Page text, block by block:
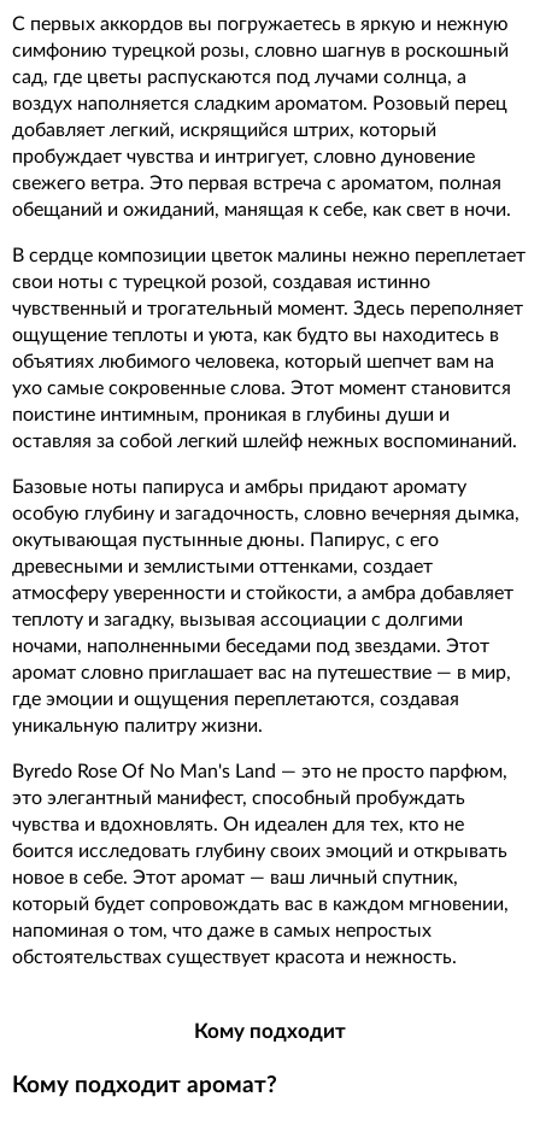
С первых аккордов вы погружаетесь в яркую и нежную
симфонию турецкой розы, словно шагнув в роскошный
сад, где цветы распускаются под лучами солнца, а
воздух наполняется сладким ароматом. Розовый перец
добавляет легкий, искрящийся штрих, который
пробуждает чувства и интригует, словно дуновение
свежего ветра. Это первая встреча с ароматом, полная
обещаний и ожиданий, манящая к себе, как свет в ночи.
В сердце композиции цветок малины нежно переплетает
свои ноты с турецкой розой, создавая истинно
чувственный и трогательный момент. Здесь переполняет
ощущение теплоты и уюта, как будто вы находитесь в
объятиях любимого человека, который шепчет вам на
ухо самые сокровенные слова. Этот момент становится
поистине интимным, проникая в глубины души и
оставляя за собой легкий шлейф нежных воспоминаний.
Базовые ноты папируса и амбры придают аромату
особую глубину и загадочность, словно вечерняя дымка,
окутывающая пустынные дюны. Папирус, с его
древесными и землистыми оттенками, создает
атмосферу уверенности и стойкости, а амбра добавляет
теплоту и загадку, вызывая ассоциации с долгими
ночами, наполненными беседами под звездами. Этот
аромат словно приглашает вас на путешествие — в мир,
где эмоции и ощущения переплетаются, создавая
уникальную палитру жизни.
Byredo Rose Of No Man's Land — это не просто парфюм,
это элегантный манифест, способный пробуждать
чувства и вдохновлять. Он идеален для тех, кто не
боится исследовать глубину своих эмоций и открывать
новое в себе. Этот аромат — ваш личный спутник,
который будет сопровождать вас в каждом мгновении,
напоминая о том, что даже в самых непростых
обстоятельствах существует красота и нежность.
Кому подходит
Кому подходит аромат?